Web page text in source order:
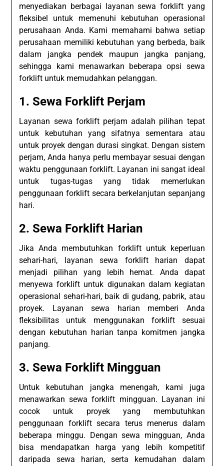
menyediakan berbagai layanan sewa forklift yang
fleksibel untuk memenuhi kebutuhan operasional
perusahaan Anda. Kami memahami bahwa setiap
perusahaan memiliki kebutuhan yang berbeda, baik
dalam jangka pendek maupun jangka panjang,
sehingga kami menawarkan beberapa opsi sewa
forklift untuk memudahkan pelanggan.
1. Sewa Forklift Perjam
Layanan sewa forklift perjam adalah pilihan tepat
untuk kebutuhan yang sifatnya sementara atau
untuk proyek dengan durasi singkat. Dengan sistem
perjam, Anda hanya perlu membayar sesuai dengan
waktu penggunaan forklift. Layanan ini sangat ideal
untuk tugas-tugas yang tidak memerlukan
penggunaan forklift secara berkelanjutan sepanjang
hari.
2. Sewa Forklift Harian
Jika Anda membutuhkan forklift untuk keperluan
sehari-hari, layanan sewa forklift harian dapat
menjadi pilihan yang lebih hemat. Anda dapat
menyewa forklift untuk digunakan dalam kegiatan
operasional sehari-hari, baik di gudang, pabrik, atau
proyek. Layanan sewa harian memberi Anda
fleksibilitas untuk menggunakan forklift sesuai
dengan kebutuhan harian tanpa komitmen jangka
panjang.
3. Sewa Forklift Mingguan
Untuk kebutuhan jangka menengah, kami juga
menawarkan sewa forklift mingguan. Layanan ini
cocok untuk proyek yang membutuhkan
penggunaan forklift secara terus menerus dalam
beberapa minggu. Dengan sewa mingguan, Anda
bisa mendapatkan harga yang lebih kompetitif
daripada sewa harian, serta kemudahan dalam